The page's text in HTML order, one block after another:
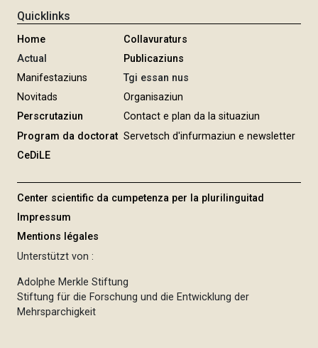
u
n
g
Quicklinks
Home
Actual
Manifestaziuns
Novitads
Perscrutaziun
Program da doctorat
CeDiLE
Collavuraturs
Publicaziuns
Tgi essan nus
Organisaziun
Contact e plan da la situaziun
Servetsch d'infurmaziun e newsletter
Center scientific da cumpetenza per la plurilinguitad
Impressum
Mentions légales
Unterstützt von :
Adolphe Merkle Stiftung
Stiftung für die Forschung und die Entwicklung der
Mehrsparchigkeit